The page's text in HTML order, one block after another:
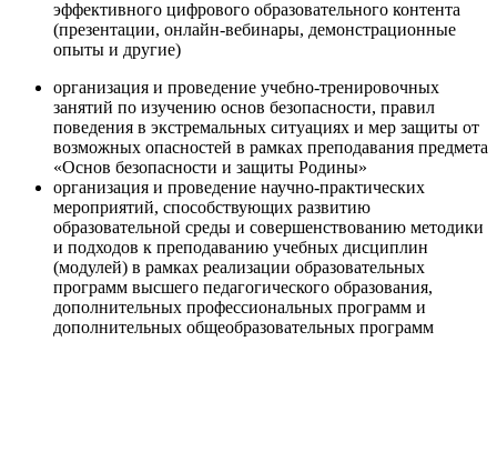
эффективного цифрового образовательного контента
(презентации, онлайн-вебинары, демонстрационные
опыты и другие)
организация и проведение учебно-тренировочных
занятий по изучению основ безопасности, правил
поведения в экстремальных ситуациях и мер защиты от
возможных опасностей в рамках преподавания предмета
«Основ безопасности и защиты Родины»
организация и проведение научно-практических
мероприятий, способствующих развитию
образовательной среды и совершенствованию методики
и подходов к преподаванию учебных дисциплин
(модулей) в рамках реализации образовательных
программ высшего педагогического образования,
дополнительных профессиональных программ и
дополнительных общеобразовательных программ